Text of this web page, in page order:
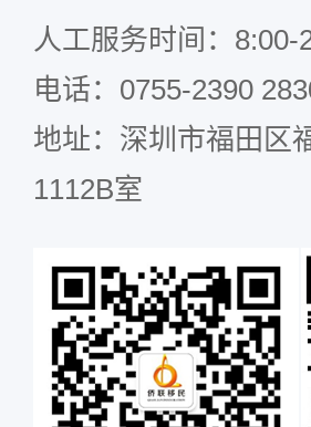
人工服务时间：8:00-
电话：0755-2390
地址：深圳市福田区
1112B室